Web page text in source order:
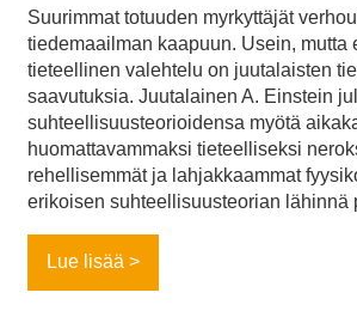
Suurimmat totuuden myrkyttäjät
tiedemaailman kaapuun. Usein, mutta
tieteellinen valehtelu on juutalaisten
saavutuksia. Juutalainen A. Einstein
suhteellisuusteorioidensa myötä
huomattavammaksi tieteelliseksi
rehellisemmät ja lahjakkaammat
erikoisen suhteellisuusteorian lähinnä
Lue lisää